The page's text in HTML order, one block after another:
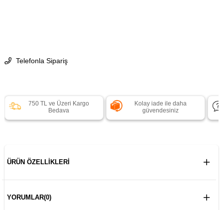
Telefonla Sipariş
750 TL ve Üzeri Kargo
Bedava
Kolay iade ile daha
güvendesiniz
ÜRÜN ÖZELLIKLERI
YORUMLAR(0)